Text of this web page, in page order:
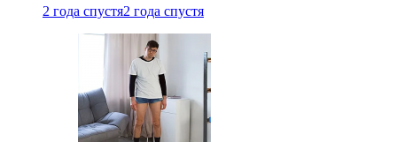
2 года спустя2 года спустя